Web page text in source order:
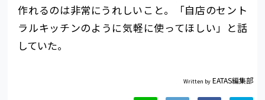
作れるのは非常にうれしいこと。「自店のセント
ラルキッチンのように気軽に使ってほしい」と話
していた。
Written byEATAS編集部